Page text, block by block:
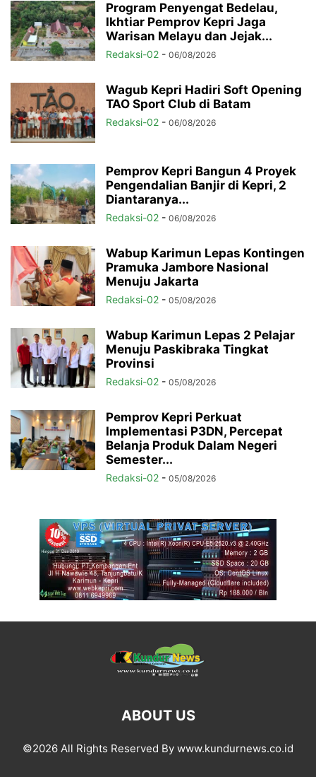
Program Penyengat Bedelau,
Ikhtiar Pemprov Kepri Jaga
Warisan Melayu dan Jejak...
Redaksi-02 - 06/08/2026
Wagub Kepri Hadiri Soft Opening
TAO Sport Club di Batam
Redaksi-02 - 06/08/2026
Pemprov Kepri Bangun 4 Proyek
Pengendalian Banjir di Kepri, 2
Diantaranya...
Redaksi-02 - 06/08/2026
Wabup Karimun Lepas Kontingen
Pramuka Jambore Nasional
Menuju Jakarta
Redaksi-02 - 05/08/2026
Wabup Karimun Lepas 2 Pelajar
Menuju Paskibraka Tingkat
Provinsi
Redaksi-02 - 05/08/2026
Pemprov Kepri Perkuat
Implementasi P3DN, Percepat
Belanja Produk Dalam Negeri
Semester...
Redaksi-02 - 05/08/2026
ABOUT US
©2026 All Rights Reserved By www.kundurnews.co.id